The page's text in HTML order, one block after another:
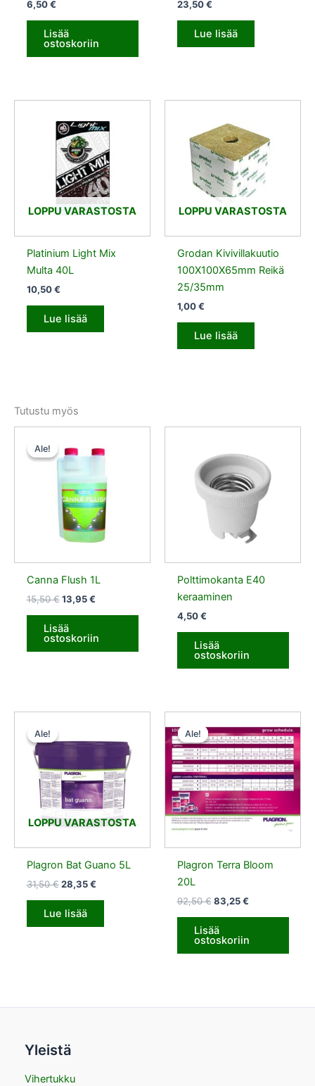
6,50€
Lisää
ostoskoriin
23,50€
Lue lisää
LOPPU VARASTOSTA
Platinium Light Mix
Multa 40L
10,50€
Lue lisää
LOPPU VARASTOSTA
Grodan Kivivillakuutio
100X100X65mm Reikä
25/35mm
1,00€
Lue lisää
Tutustu myös
Ale!
Ale!
Canna Flush 1L
15,50€
oli:
15,50 €.
13,95€
on:
Lisää
ostoskoriin
Polttimokanta E40
keraaminen
4,50€
Lisää
ostoskoriin
Ale!
LOPPU VARASTOSTA
Ale!
Plagron Bat Guano 5L
31,50€
oli:
28,35€
on:
28,35 €.
Lue lisää
Ale!
Ale!
Plagron Terra Bloom
20L
92,50€
hinta
oli:
92,50 €.
83,25€
hinta
on:
83,25 €.
Lisää
ostoskoriin
Yleistä
Vihertukku